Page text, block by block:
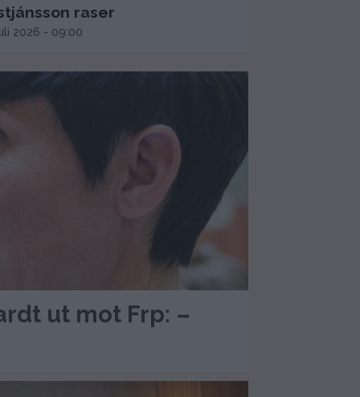
raser
2026 - 09:00
ut mot Frp: –